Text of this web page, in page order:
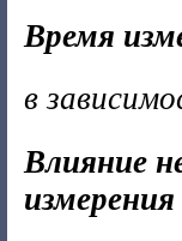
Время
в
Влияние
измерения